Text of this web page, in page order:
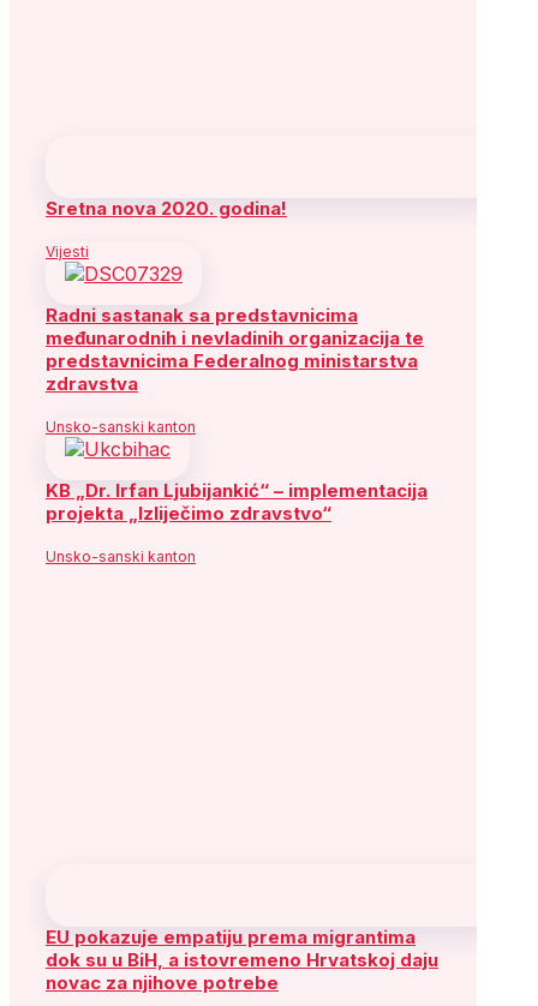
Sretna nova 2020. godina!
Vijesti
Radni sastanak sa predstavnicima
međunarodnih i nevladinih organizacija te
predstavnicima Federalnog ministarstva
zdravstva
Unsko-sanski kanton
KB „Dr. Irfan Ljubijankić“ – implementacija
projekta „Izliječimo zdravstvo“
Unsko-sanski kanton
EU pokazuje empatiju prema migrantima
dok su u BiH, a istovremeno Hrvatskoj daju
novac za njihove potrebe